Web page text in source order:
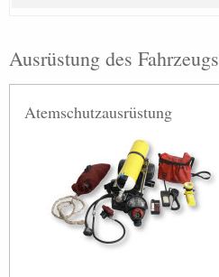
Ausrüstung des Fahrzeugs
Atemschutzausrüstung